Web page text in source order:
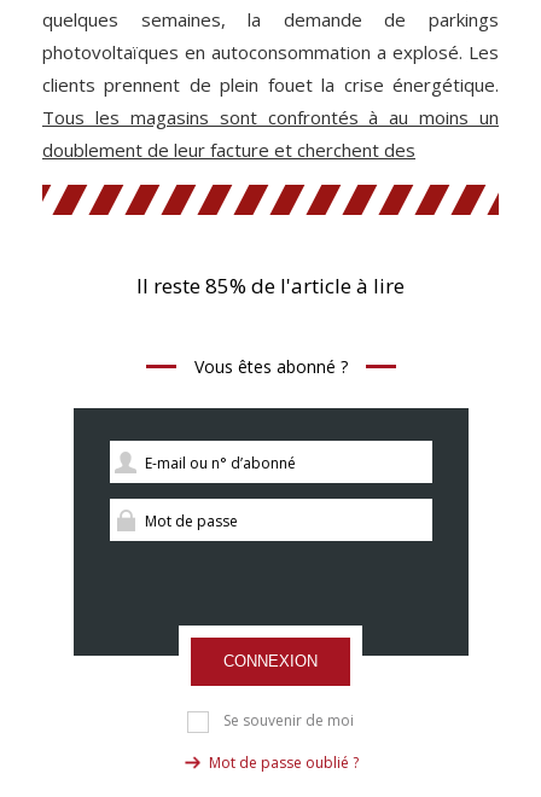
quelques semaines, la demande de parkings
photovoltaïques en autoconsommation a explosé. Les
clients prennent de plein fouet la crise énergétique.
Tous les magasins sont confrontés à au moins un
doublement de leur facture et cherchent des
Il reste 85% de l'article à lire
Vous êtes abonné ?
CONNEXION
Se souvenir de moi
Mot de passe oublié ?